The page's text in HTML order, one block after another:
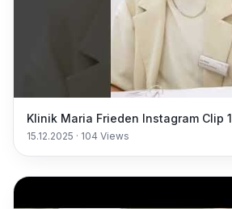
Klinik Maria Frieden Instagram Clip 1
15.12.2025 · 104 Views